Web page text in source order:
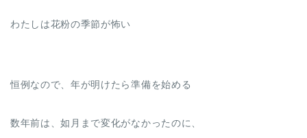
わたしは花粉の季節が怖い
恒例なので、年が明けたら準備を始める
数年前は、如月まで変化がなかったのに、